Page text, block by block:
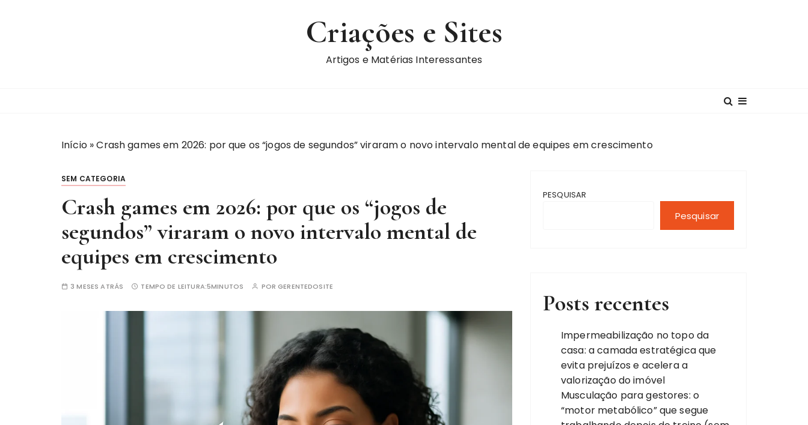
Criações e Sites
Artigos e Matérias Interessantes
Início»Crash games em 2026: por que os “jogos de segundos” viraram o novo intervalo mental de equipes em crescimento
SEM CATEGORIA
Crash games em 2026: por que os “jogos de
segundos” viraram o novo intervalo mental de
equipes em crescimento
3 MESES ATRÁS TEMPO DE LEITURA:5MINUTOS PORGERENTEDOSITE
PESQUISAR
Pesquisar
Posts recentes
Impermeabilização no topo da
casa: a camada estratégica que
evita prejuízos e acelera a
valorização do imóvel
Musculação para gestores: o
“motor metabólico” que segue